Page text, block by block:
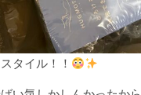
タイル！！